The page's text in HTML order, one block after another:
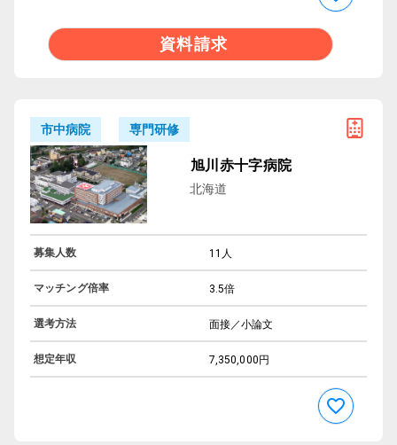
資料請求
市中病院 専門研修
旭川赤十字病院
北海道
募集人数 11人
マッチング倍率 3.5倍
選考方法 面接／小論文
想定年収 7,350,000円